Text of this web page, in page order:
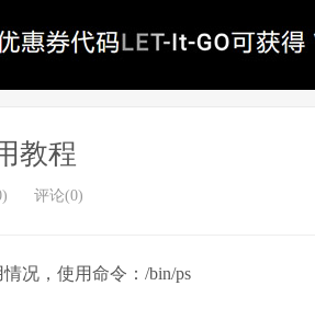
教程
评论(0)
况，使用命令：/bin/ps